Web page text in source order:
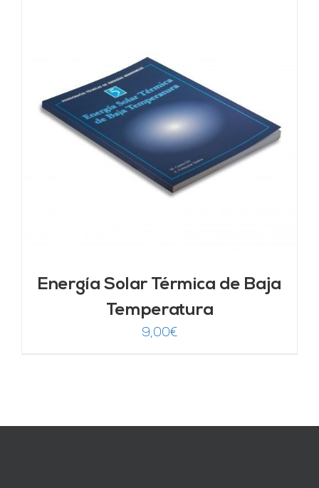
Energía Solar Térmica de Baja
Temperatura
9,00€